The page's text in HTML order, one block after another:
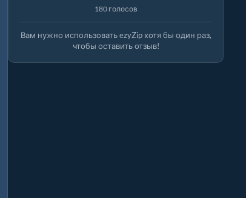
180 голосов
Вам нужно использовать ezyZip хотя бы один раз,
чтобы оставить отзыв!